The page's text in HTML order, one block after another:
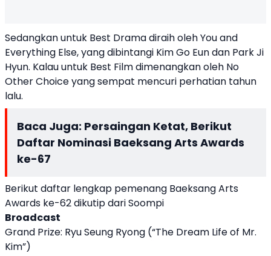
Sedangkan untuk Best Drama diraih oleh You and
Everything Else, yang dibintangi Kim Go Eun dan Park Ji
Hyun. Kalau untuk Best Film dimenangkan oleh No
Other Choice yang sempat mencuri perhatian tahun
lalu.
Baca Juga: Persaingan Ketat, Berikut
Daftar Nominasi Baeksang Arts Awards
ke-67
Berikut daftar lengkap pemenang Baeksang Arts
Awards ke-62 dikutip dari Soompi
Broadcast
Grand Prize: Ryu Seung Ryong (“The Dream Life of Mr.
Kim”)